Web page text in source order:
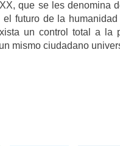
que se les denomina
futuro de la
un control total a la
mismo ciudadano